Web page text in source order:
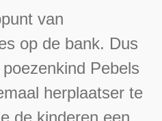
van
op de bank. Dus
Pebels
herplaatser te
de kinderen een